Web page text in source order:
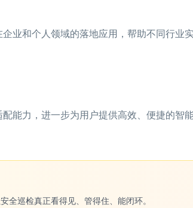
业和个人领域的落地应用，帮助不同行业
能力，进一步为用户提供高效、便捷的智
全巡检真正看得见、管得住、能闭环。